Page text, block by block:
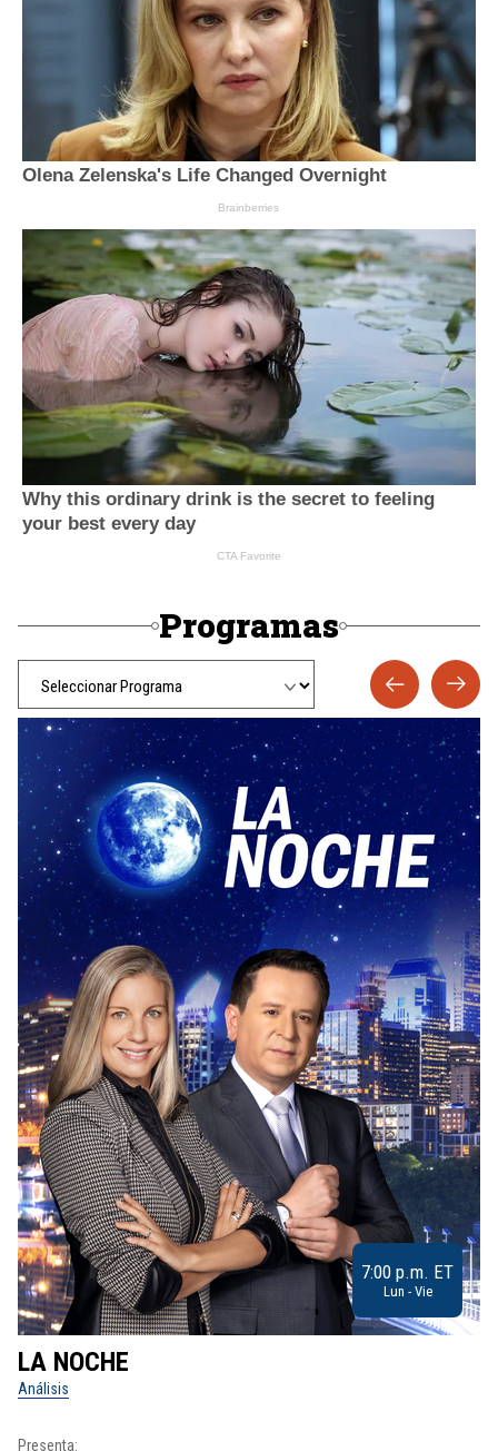
Programas
7:00 p.m. ET
Lun - Vie
LA NOCHE
Análisis
Presenta: